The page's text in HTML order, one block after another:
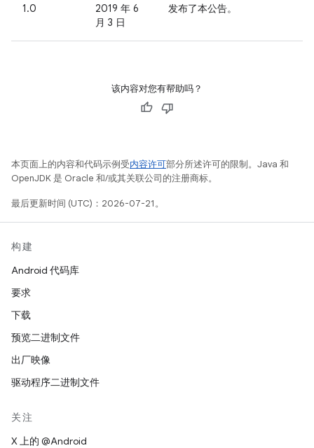
1.0
2019 年 6
月 3 日
发布了本公告。
该内容对您有帮助吗？
本页面上的内容和代码示例受内容许可部分所述许可的限制。Java 和
OpenJDK 是 Oracle 和/或其关联公司的注册商标。
最后更新时间 (UTC)：2026-07-21。
构建
Android 代码库
要求
下载
预览二进制文件
出厂映像
驱动程序二进制文件
关注
X 上的 @Android